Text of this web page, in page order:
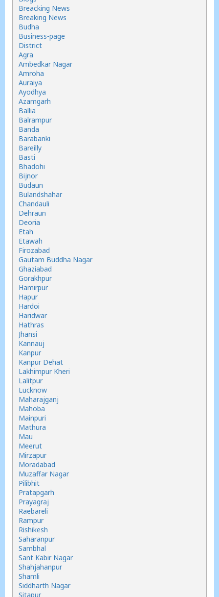
Breacking News
Breaking News
Budha
Business-page
District
Agra
Ambedkar Nagar
Amroha
Auraiya
Ayodhya
Azamgarh
Ballia
Balrampur
Banda
Barabanki
Bareilly
Basti
Bhadohi
Bijnor
Budaun
Bulandshahar
Chandauli
Dehraun
Deoria
Etah
Etawah
Firozabad
Gautam Buddha Nagar
Ghaziabad
Gorakhpur
Hamirpur
Hapur
Hardoi
Haridwar
Hathras
Jhansi
Kannauj
Kanpur
Kanpur Dehat
Lakhimpur Kheri
Lalitpur
Lucknow
Maharajganj
Mahoba
Mainpuri
Mathura
Mau
Meerut
Mirzapur
Moradabad
Muzaffar Nagar
Pilibhit
Pratapgarh
Prayagraj
Raebareli
Rampur
Rishikesh
Saharanpur
Sambhal
Sant Kabir Nagar
Shahjahanpur
Shamli
Siddharth Nagar
Sitapur